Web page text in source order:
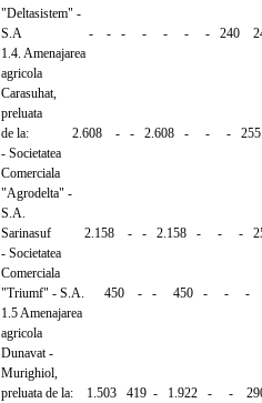
"Deltasistem" -
S.A - - - - - - - 240 240
1.4. Amenajarea
agricola
Carasuhat,
preluata
de la: 2.608 - - 2.608 - - - 255
- Societatea
Comerciala
"Agrodelta" -
S.A.
Sarinasuf 2.158 - - 2.158 - - -
- Societatea
Comerciala
"Triumf" - S.A. 450 - - 450 - -
1.5 Amenajarea
agricola
Dunavat -
Murighiol,
preluata de la: 1.503 419 - 1.922 - -